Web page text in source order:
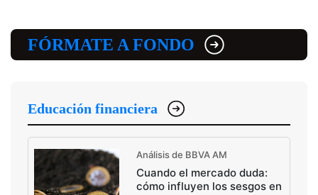
FÓRMATE A FONDO
Educación financiera
Análisis de BBVA AM
Cuando el mercado duda:
cómo influyen los sesgos en